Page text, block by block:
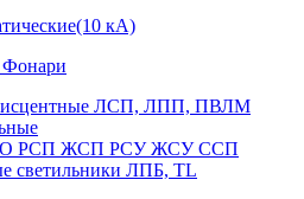
кА)
Фонари
ЛСП, ЛПП, ПВЛМ
РСП ЖСП РСУ ЖСУ ССП
светильники ЛПБ, TL